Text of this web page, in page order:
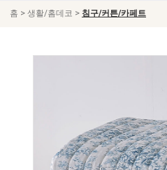
홈 > 생활/홈데코 > 침구/커튼/카페트